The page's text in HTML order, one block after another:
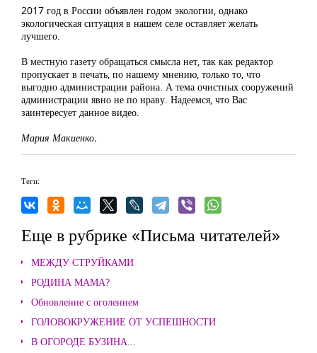
2017 год в России объявлен годом экологии, однако
экологическая ситуация в нашем селе оставляет желать
лучшего.
В местную газету обращаться смысла нет, так как редактор
пропускает в печать, по нашему мнению, только то, что
выгодно администрации района. А тема очистных сооружений
администрации явно не по нраву. Надеемся, что Вас
заинтересует данное видео.
Мария Макиенко.
Теги:
Еще в рубрике «Письма читателей»
МЕЖДУ СТРУЙКАМИ
РОДИНА МАМА?
Обновление с оголением
ГОЛОВОКРУЖЕНИЕ ОТ УСПЕШНОСТИ
В ОГОРОДЕ БУЗИНА...